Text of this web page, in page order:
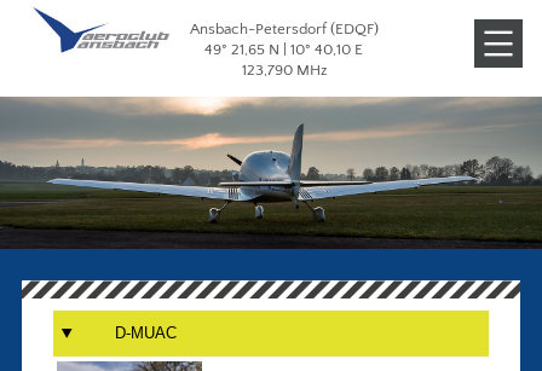
Ansbach-Petersdorf (EDQF)
49° 21,65 N | 10° 40,10 E
123,790 MHz
D-MUAC
Veranstaltungen
Galerien